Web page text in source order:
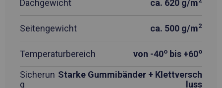
Dachgewicht ca. 620 g/m
Seitengewicht ca. 500 g/m2
Temperaturbereich von -40o bis +60o
Sicherun
g
Starke Gummibänder + Klettversch
luss